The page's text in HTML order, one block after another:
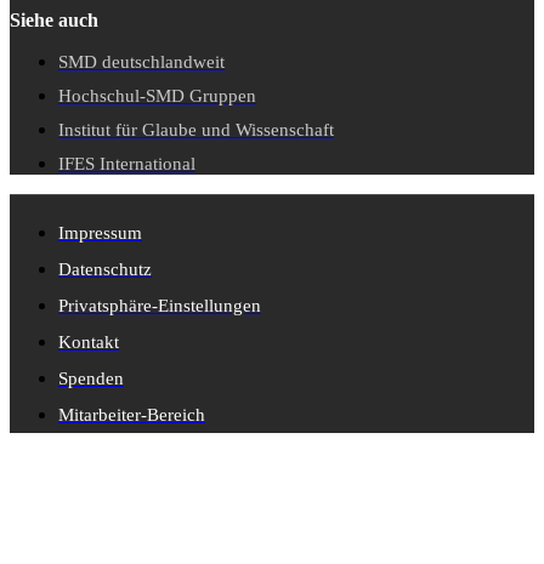
Siehe auch
SMD deutschlandweit
Hochschul-SMD Gruppen
Institut für Glaube und Wissenschaft
IFES International
Impressum
Datenschutz
Privatsphäre-Einstellungen
Kontakt
Spenden
Mitarbeiter-Bereich